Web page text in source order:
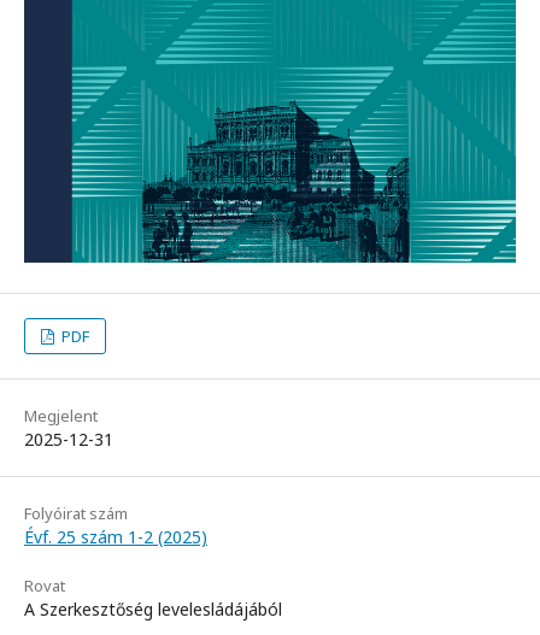
PDF
Megjelent
2025-12-31
Folyóirat szám
Évf. 25 szám 1-2 (2025)
Rovat
A Szerkesztőség levelesládájából